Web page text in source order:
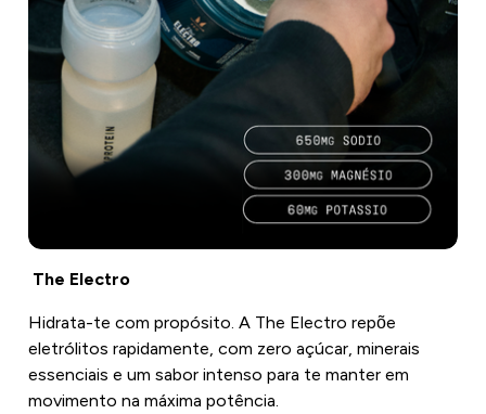
The Electro
Hidrata-te com propósito. A The Electro repõe
eletrólitos rapidamente, com zero açúcar, minerais
essenciais e um sabor intenso para te manter em
movimento na máxima potência.